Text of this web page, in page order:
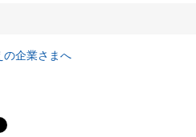
の企業さまへ